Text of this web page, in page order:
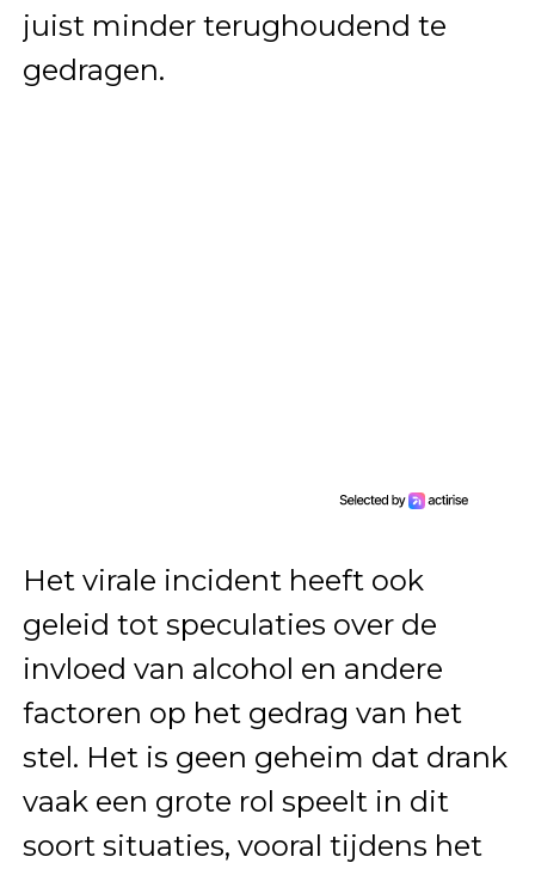
juist minder terughoudend te
gedragen.
Het virale incident heeft ook
geleid tot speculaties over de
invloed van alcohol en andere
factoren op het gedrag van het
stel. Het is geen geheim dat drank
vaak een grote rol speelt in dit
soort situaties, vooral tijdens het